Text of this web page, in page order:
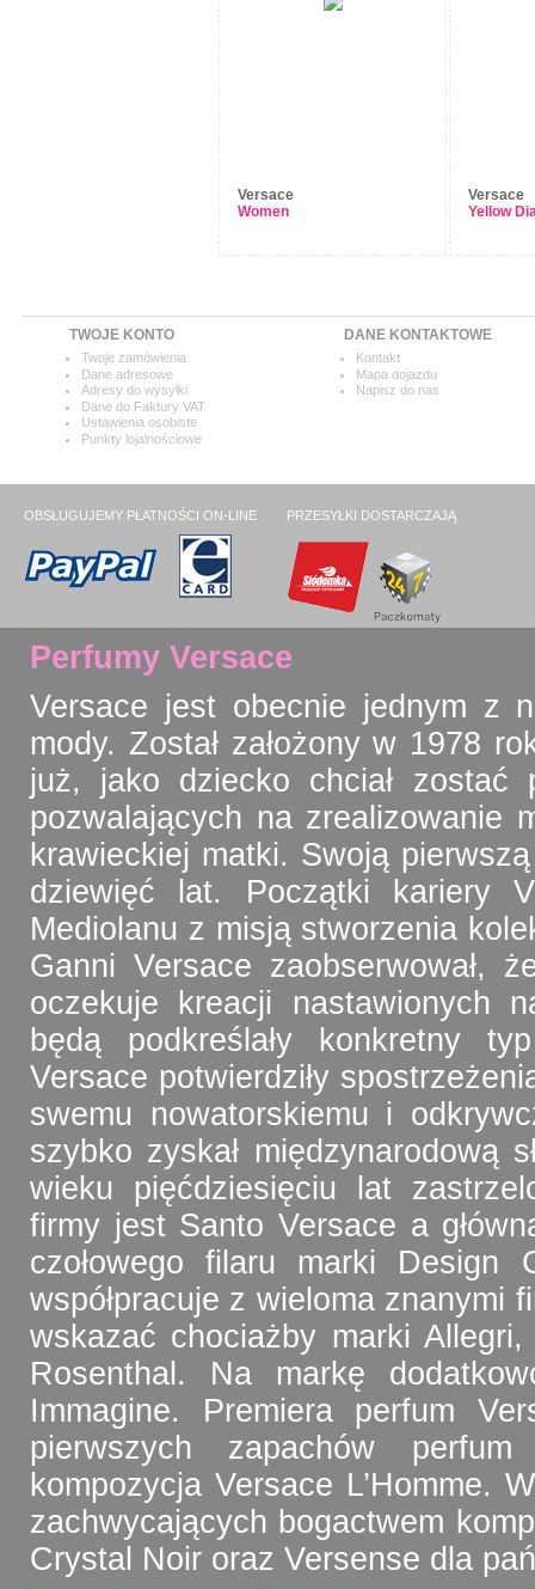
Versace
Women
Versace
Yellow
TWOJE KONTO
Twoje zamówienia
Dane adresowe
Adresy do wysyłki
Dane do Faktury VAT
Ustawienia osobiste
Punkty lojalnościowe
DANE KONTAKTOWE
Kontakt
Mapa dojazdu
Napisz do nas
OBSŁUGUJEMY PŁATNOŚCI ON-LINE PRZESYŁKI DOSTARCZAJĄ
Perfumy Versace
Versace jest obecnie jednym z
mody. Został założony w 1978
już, jako dziecko chciał zostać
pozwalających na zrealizowanie
krawieckiej matki. Swoją
dziewięć lat. Początki kariery
Mediolanu z misją stworzenia
Ganni Versace zaobserwował,
oczekuje kreacji nastawionych
będą podkreślały konkretny
Versace potwierdziły
swemu nowatorskiemu i
szybko zyskał międzynarodową
wieku pięćdziesięciu lat
firmy jest Santo Versace a
czołowego filaru marki Design
współpracuje z wieloma znanymi
wskazać chociażby marki
Rosenthal. Na markę
Immagine. Premiera perfum
pierwszych zapachów
kompozycja Versace L’Homme.
zachwycających bogactwem
Crystal Noir oraz Versense dla